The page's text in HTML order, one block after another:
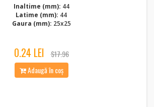
Inaltime (mm): 44
Latime (mm): 44
Gaura (mm): 25x25
0.24 LEI
$17.96
Adaugă în coș